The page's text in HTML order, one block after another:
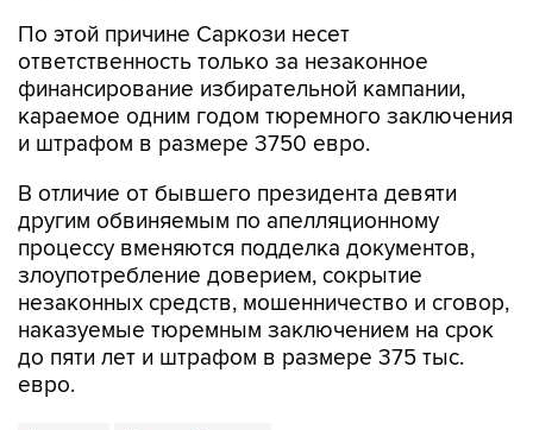
По этой причине Саркози несет
ответственность только за незаконное
финансирование избирательной кампании,
караемое одним годом тюремного заключения
и штрафом в размере 3750 евро.
В отличие от бывшего президента девяти
другим обвиняемым по апелляционному
процессу вменяются подделка документов,
злоупотребление доверием, сокрытие
незаконных средств, мошенничество и сговор,
наказуемые тюремным заключением на срок
до пяти лет и штрафом в размере 375 тыс.
евро.